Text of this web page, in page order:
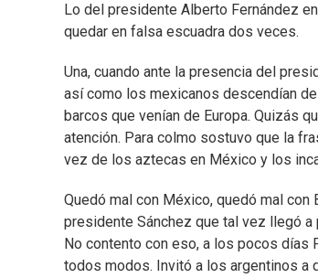
Lo del presidente Alberto Fernández
quedar en falsa escuadra dos veces.
Una, cuando ante la presencia del
así como los mexicanos descendían
barcos que venían de Europa. Quizás
atención. Para colmo sostuvo que la
vez de los aztecas en México y los
Quedó mal con México, quedó mal
presidente Sánchez que tal vez llegó
No contento con eso, a los pocos días
todos modos. Invitó a los argentinos a